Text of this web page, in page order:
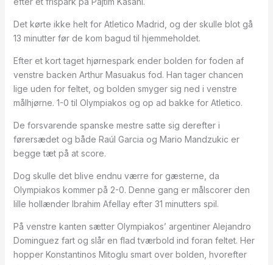
Det kørte ikke helt for Atletico Madrid, og der skulle blot gå
13 minutter før de kom bagud til hjemmeholdet.
Efter et kort taget hjørnespark ender bolden for foden af
venstre backen Arthur Masuakus fod. Han tager chancen
lige uden for feltet, og bolden smyger sig ned i venstre
målhjørne. 1-0 til Olympiakos og op ad bakke for Atletico.
De forsvarende spanske mestre satte sig derefter i
førersædet og både Raúl Garcia og Mario Mandzukic er
begge tæt på at score.
Dog skulle det blive endnu værre for gæsterne, da
Olympiakos kommer på 2-0. Denne gang er målscorer den
lille hollænder Ibrahim Afellay efter 31 minutters spil.
På venstre kanten sætter Olympiakos’ argentiner Alejandro
Dominguez fart og slår en flad tværbold ind foran feltet. Her
hopper Konstantinos Mitoglu smart over bolden, hvorefter